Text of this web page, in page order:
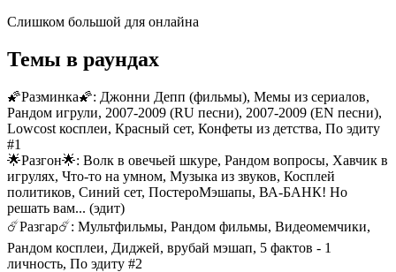
Слишком большой для онлайна
Темы в раундах
🌠Разминка🌠: Джонни Депп (фильмы), Мемы из сериалов,
Рандом игрули, 2007-2009 (RU песни), 2007-2009 (EN песни),
Lowcost косплеи, Красный сет, Конфеты из детства, По эдиту
#1
🌟Разгон🌟: Волк в овечьей шкуре, Рандом вопросы, Хавчик в
игрулях, Что-то на умном, Музыка из звуков, Косплей
политиков, Синий сет, ПостероМэшапы, ВА-БАНК! Но
решать вам... (эдит)
☄️Разгар☄️: Мультфильмы, Рандом фильмы, Видеомемчики,
Рандом косплеи, Диджей, врубай мэшап, 5 фактов - 1
личность, По эдиту #2